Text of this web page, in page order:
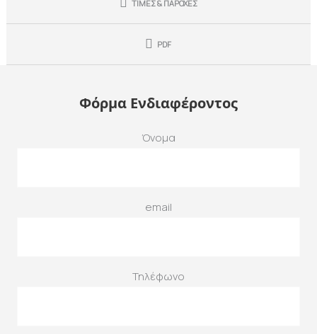
ΤΙΜΕΣ & ΠΑΡΟΧΕΣ
PDF
Φόρμα Ενδιαφέροντος
Όνομα
email
Τηλέφωνο